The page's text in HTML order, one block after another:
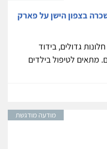
בצפון הישן על פארק
גדולים, בידוד
מתאים לטיפול בילדים
מודעה מודגשת